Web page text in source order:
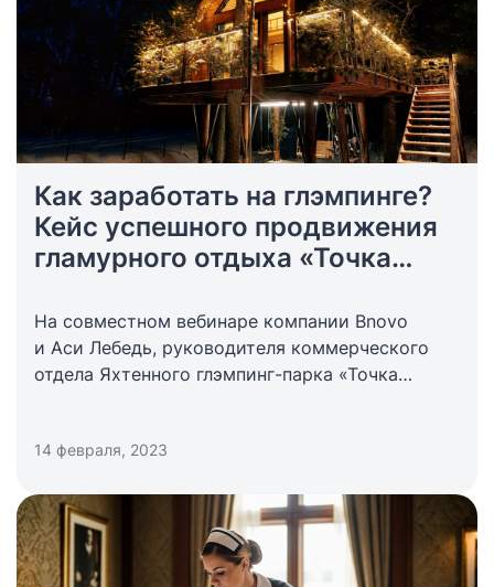
Как заработать на глэмпинге?
Кейс успешного продвижения
гламурного отдыха «Точка
На совместном вебинаре компании Bnovo
и Аси Лебедь, руководителя коммерческого
отдела Яхтенного глэмпинг-парка «Точка
и интересным.
14 февраля, 2023